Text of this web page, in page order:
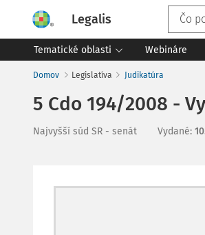
Legalis
Tematické oblasti Webináre
Domov Legislatíva Judikatúra
5 Cdo 194/2008 -
Najvyšší súd SR - senát Vydané: